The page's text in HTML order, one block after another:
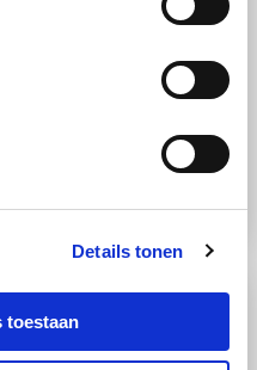
Details tonen
toestaan
en